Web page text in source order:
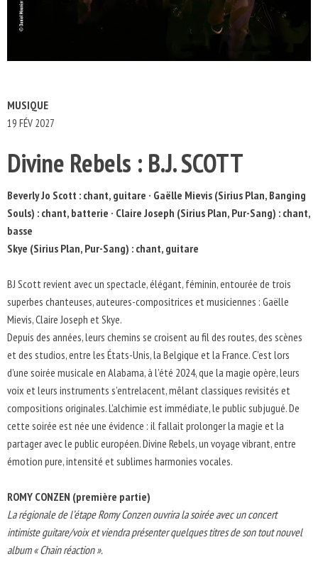
MUSIQUE
19 FÉV 2027
Divine Rebels : B.J. SCOTT
Beverly Jo Scott : chant, guitare · Gaëlle Mievis (Sirius Plan, Banging
Souls) : chant, batterie · Claire Joseph (Sirius Plan, Pur-Sang) : chant,
basse
Skye (Sirius Plan, Pur-Sang) : chant, guitare
BJ Scott revient avec un spectacle, élégant, féminin, entourée de trois
superbes chanteuses, auteures-compositrices et musiciennes : Gaëlle
Mievis, Claire Joseph et Skye.
Depuis des années, leurs chemins se croisent au fil des routes, des scènes
et des studios, entre les États-Unis, la Belgique et la France. C’est lors
d’une soirée musicale en Alabama, à l’été 2024, que la magie opère, leurs
voix et leurs instruments s’entrelacent, mêlant classiques revisités et
compositions originales. L’alchimie est immédiate, le public subjugué. De
cette soirée est née une évidence : il fallait prolonger la magie et la
partager avec le public européen. Divine Rebels, un voyage vibrant, entre
émotion pure, intensité et sublimes harmonies vocales.
ROMY CONZEN (première partie)
La régionale de l’étape Romy Conzen ouvrira la soirée avec un concert
intimiste guitare/voix et viendra présenter quelques titres de son tout nouvel
album « Chain réaction ».